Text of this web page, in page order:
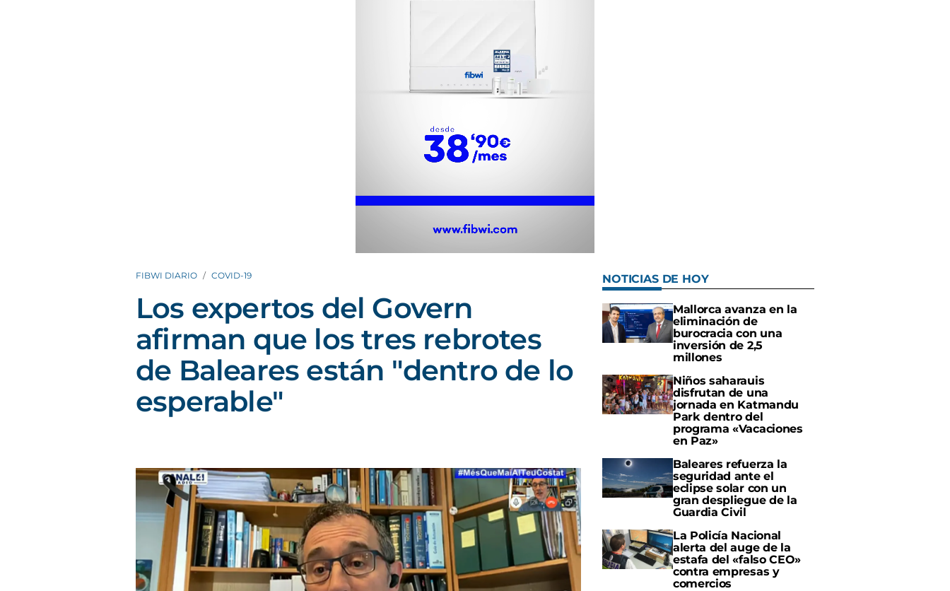
FIBWI DIARIO COVID-19
Los expertos del Govern
afirman que los tres rebrotes
de Baleares están "dentro de lo
esperable"
NOTICIAS DE HOY
Mallorca avanza en la
eliminación de
burocracia con una
inversión de 2,5
millones
Niños saharauis
disfrutan de una
jornada en Katmandu
Park dentro del
programa «Vacaciones
en Paz»
Baleares refuerza la
seguridad ante el
eclipse solar con un
gran despliegue de la
Guardia Civil
La Policía Nacional
alerta del auge de la
estafa del «falso CEO»
contra empresas y
comercios